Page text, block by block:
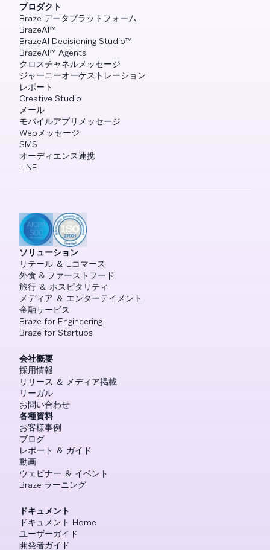
プロダクト
Braze データプラットフォーム
BrazeAI™
BrazeAI Decisioning Studio™
BrazeAI™ Agents
クロスチャネルメッセージ
ジャーニーオーケストレーション
レポート
Creative Studio
メール
モバイルアプリメッセージ
Webメッセージ
SMS
オーディエンス連携
LINE
ソリューション
リテール ＆ Eコマース
外食 & ファーストフード
旅行 ＆ ホスピタリティ
メディア ＆ エンターテイメント
金融サービス
Braze for Engineering
Braze for Startups
会社概要
採用情報
リリース ＆ メディア掲載
リーガル
お問い合わせ
各種資料
お客様事例
ブログ
レポート ＆ ガイド
動画
ウェビナー ＆ イベント
Braze ラーニング
ドキュメント
ドキュメント Home
ユーザーガイド
開発者ガイド